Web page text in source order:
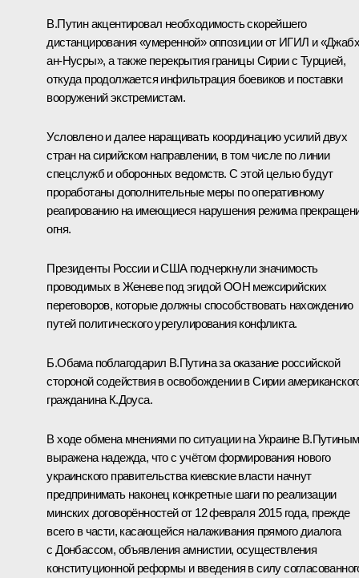
В.Путин акцентировал необходимость скорейшего
дистанцирования «умеренной» оппозиции от ИГИЛ и
ан-Нусры», а также перекрытия границы Сирии с Турцией,
откуда продолжается инфильтрация боевиков и поставки
вооружений экстремистам.
Условлено и далее наращивать координацию усилий двух
стран на сирийском направлении, в том числе по линии
спецслужб и оборонных ведомств. С этой целью будут
проработаны дополнительные меры по оперативному
реагированию на имеющиеся нарушения режима
огня.
Президенты России и США подчеркнули значимость
проводимых в Женеве под эгидой ООН межсирийских
переговоров, которые должны способствовать нахождению
путей политического урегулирования конфликта.
Б.Обамапоблагодарил В.Путина за оказание российской
стороной содействия в освобождении в Сирии
гражданина К.Доуса.
В ходе обмена мнениями по ситуации на Украине В.Путиным
выражена надежда, что с учётом формирования нового
украинского правительства киевские власти начнут
предпринимать наконец конкретные шаги по реализации
минских договорённостей от 12 февраля 2015 года, прежде
всего в части, касающейся налаживания прямого диалога
с Донбассом, объявления амнистии, осуществления
конституционной реформы и введения в силу